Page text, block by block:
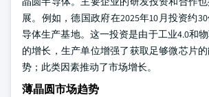
展。例如，德国政府在2025年10月投资约
导体生产基地。这一投资是由于工业4.0和
的增长，生产单位增强了获取足够微芯片
势；此类因素推动了市场增长。
薄晶圆市场趋势